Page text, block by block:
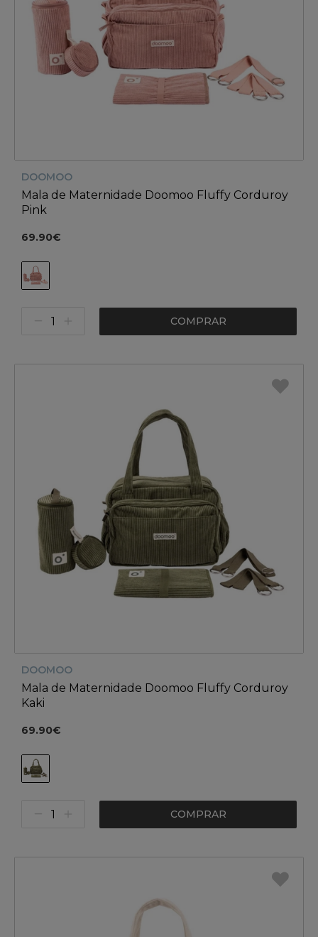
DOOMOO
Mala de Maternidade Doomoo Fluffy Corduroy
Pink
69.90€
COMPRAR
DOOMOO
Mala de Maternidade Doomoo Fluffy Corduroy
Kaki
69.90€
COMPRAR